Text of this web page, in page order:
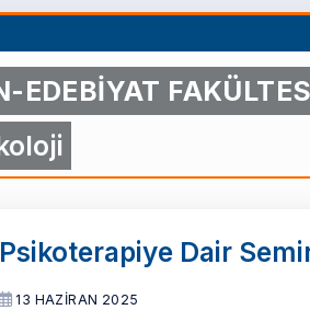
EDEBİYAT
Psikoterapiye Dair
13 HAZİRAN 2025